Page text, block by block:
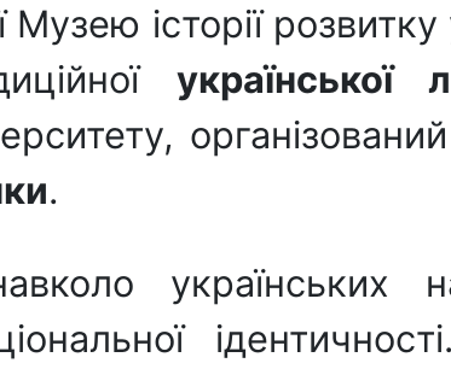
Музею історії
української
організований
.
українських